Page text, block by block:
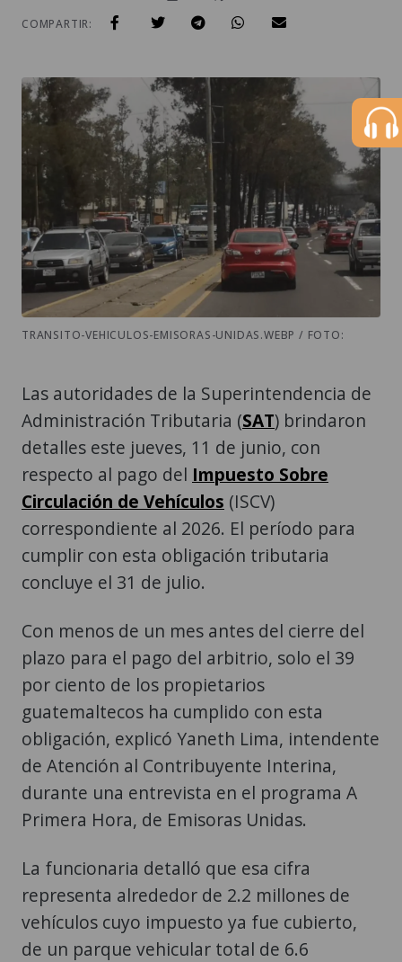
COMPARTIR:
TRANSITO-VEHICULOS-EMISORAS-UNIDAS.WEBP / FOTO:
Las autoridades de la Superintendencia de
Administración Tributaria (SAT) brindaron
detalles este jueves, 11 de junio, con
respecto al pago del Impuesto Sobre
Circulación de Vehículos (ISCV)
correspondiente al 2026. El período para
cumplir con esta obligación tributaria
concluye el 31 de julio.
Con menos de un mes antes del cierre del
plazo para el pago del arbitrio, solo el 39
por ciento de los propietarios
guatemaltecos ha cumplido con esta
obligación, explicó Yaneth Lima, intendente
de Atención al Contribuyente Interina,
durante una entrevista en el programa A
Primera Hora, de Emisoras Unidas.
La funcionaria detalló que esa cifra
representa alrededor de 2.2 millones de
vehículos cuyo impuesto ya fue cubierto,
de un parque vehicular total de 6.6